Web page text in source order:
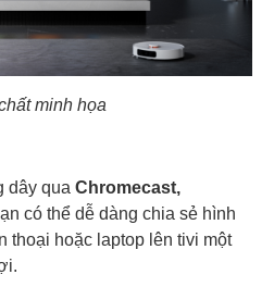
minh họa
dây qua Chromecast,
có thể dễ dàng chia sẻ hình
thoại hoặc laptop lên tivi một